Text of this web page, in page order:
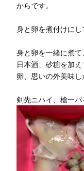
からです。
身と卵を煮付けにし
身と卵を一緒に煮
日本酒、砂糖を加
卵、思いの外美味し
剣先ニハイ、槍一パ